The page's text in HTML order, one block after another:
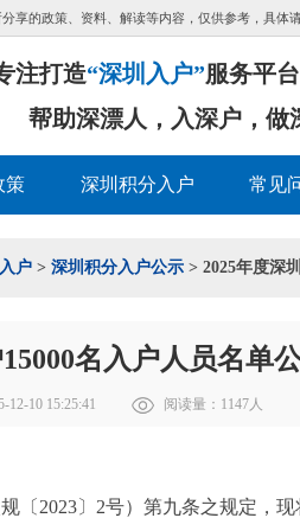
享的政策、资料、解读等内容，仅供参考，具体
注打造“深圳入户”服务平台
帮助深漂人，入深户，做
策 深圳积分入户 常见
户 > 深圳积分入户公示 > 2025年度深
名入户人员名单
12-10 15:25:41 阅读量： 1147人
〔2023〕2号）第九条之规定，